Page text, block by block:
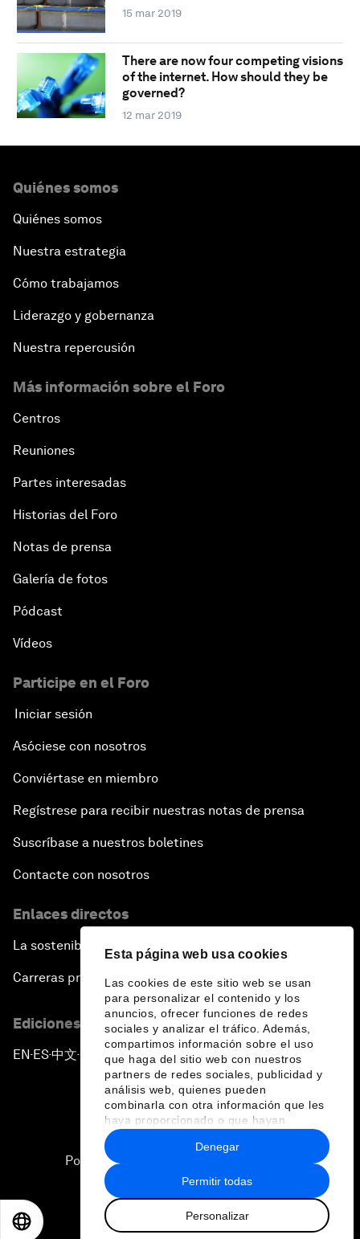
Esta página web usa cookies
Las cookies de este sitio web se usan
para personalizar el contenido y los
anuncios, ofrecer funciones de redes
sociales y analizar el tráfico. Además,
compartimos información sobre el uso
que haga del sitio web con nuestros
partners de redes sociales, publicidad y
análisis web, quienes pueden
combinarla con otra información que les
haya proporcionado o que hayan
recopilado a partir del uso que haya
hecho de sus servicios.
Permitir todas
Personalizar
Denegar
15 mar 2019
There are now four competing visions
of the internet. How should they be
governed?
12 mar 2019
Quiénes somos
Quiénes somos
Nuestra estrategia
Cómo trabajamos
Liderazgo y gobernanza
Nuestra repercusión
Más información sobre el Foro
Centros
Reuniones
Partes interesadas
Historias del Foro
Notas de prensa
Galería de fotos
Pódcast
Vídeos
Participe en el Foro
Iniciar sesión
Asóciese con nosotros
Conviértase en miembro
Regístrese para recibir nuestras notas de prensa
Suscríbase a nuestros boletines
Contacte con nosotros
Enlaces directos
La sostenibilidad en el Foro
Carreras profesionales
Ediciones en otros idiomas
EN ▪ES▪中文▪ 日本語
Política de privacidad y normas de uso
Sitemap
2026 Foro Económico Mundial